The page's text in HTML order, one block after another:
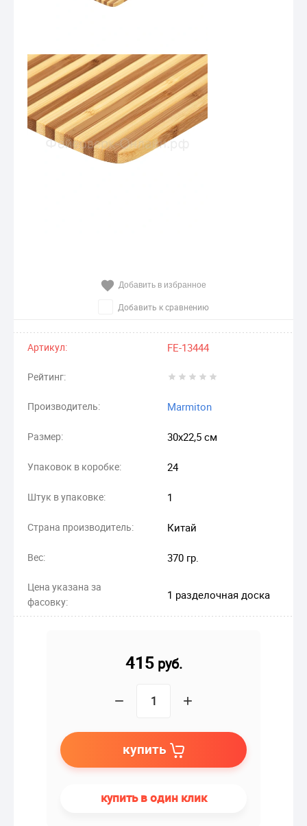
Добавить в избранное
Добавить к сравнению
Артикул: FE-13444
Рейтинг:
Производитель: Marmiton
Размер: 30х22,5 см
Упаковок в коробке: 24
Штук в упаковке: 1
Страна производитель: Китай
Вес: 370 гр.
Цена указана за
фасовку:
1 разделочная доска
415руб.
− +
купить
купить в один клик